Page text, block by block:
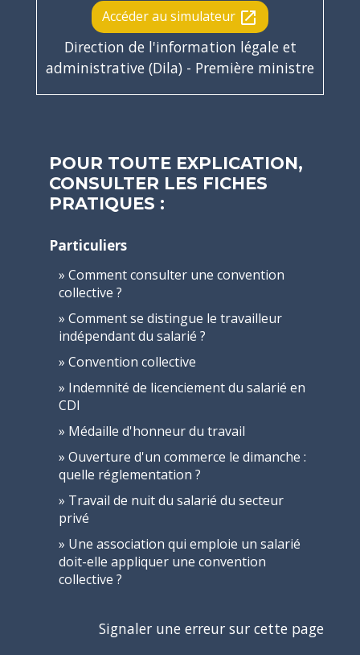
Accéder au simulateur open_in_new
Direction de l'information légale et
administrative (Dila) - Première ministre
POUR TOUTE EXPLICATION,
CONSULTER LES FICHES
PRATIQUES :
Particuliers
Comment consulter une convention
collective ?
Comment se distingue le travailleur
indépendant du salarié ?
Convention collective
Indemnité de licenciement du salarié en
CDI
Médaille d'honneur du travail
Ouverture d'un commerce le dimanche :
quelle réglementation ?
Travail de nuit du salarié du secteur
privé
Une association qui emploie un salarié
doit-elle appliquer une convention
collective ?
Signaler une erreur sur cette page